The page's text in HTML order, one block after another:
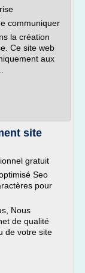
communiquer
la création
Ce site web
aux
site
gratuit
Seo
pour
Nous
de qualité
de votre site